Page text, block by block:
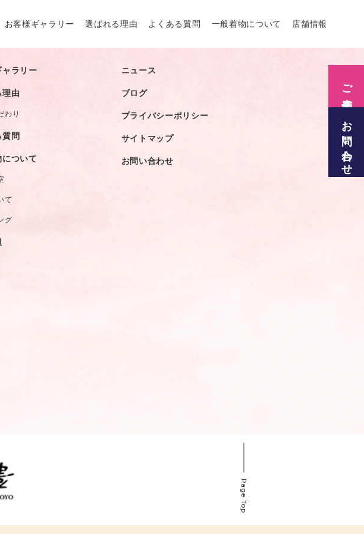
お客様ギャラリー 選ばれる理由 よくある質問 一般着物について 店舗情報
ャラリー
理由
わり
質問
ついて
て
グ
ニュース
ブログ
プライバシーポリシー
サイトマップ
お問い合わせ
Page Top
ご来店予約
お問い合わせ